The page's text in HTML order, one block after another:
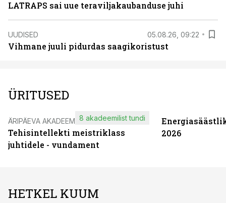
LATRAPS sai uue teraviljakaubanduse juhi
UUDISED 05.08.26, 09:22
Vihmane juuli pidurdas saagikoristust
ÜRITUSED
ÄRIPÄEVA AKADEEMIA
Tehisintellekti meistriklass
juhtidele - vundament
8 akadeemilist tundi
2026
HETKEL KUUM